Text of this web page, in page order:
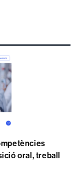
oral, treball